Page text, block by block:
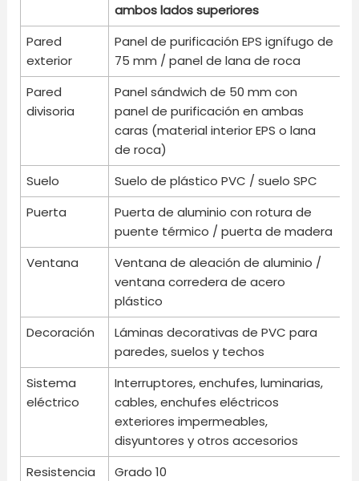
ambos lados superiores
Pared
exterior
Panel de purificación EPS ignífugo de
75 mm / panel de lana de roca
Pared
divisoria
Panel sándwich de 50 mm con
panel de purificación en ambas
caras (material interior EPS o lana
de roca)
Suelo
Suelo de plástico PVC / suelo SPC
Puerta
Puerta de aluminio con rotura de
puente térmico / puerta de madera
Ventana
Ventana de aleación de aluminio /
ventana corredera de acero
plástico
Decoración
Láminas decorativas de PVC para
paredes, suelos y techos
Sistema
eléctrico
Interruptores, enchufes, luminarias,
cables, enchufes eléctricos
exteriores impermeables,
disyuntores y otros accesorios
Resistencia
Grado 10